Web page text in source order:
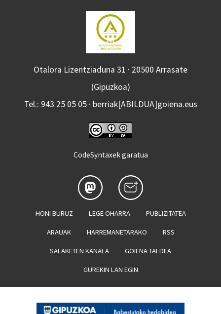
Otalora Lizentziaduna 31 · 20500 Arrasate
(Gipuzkoa)
Tel.: 943 25 05 05 · berriak[ABILDUA]goiena.eus
CodeSyntaxek garatua
HONI BURUZ LEGE OHARRA PUBLIZITATEA
ARAUAK HARREMANETARAKO RSS
SALAKETEN KANALA GOIENA TALDEA
GUREKIN LAN EGIN